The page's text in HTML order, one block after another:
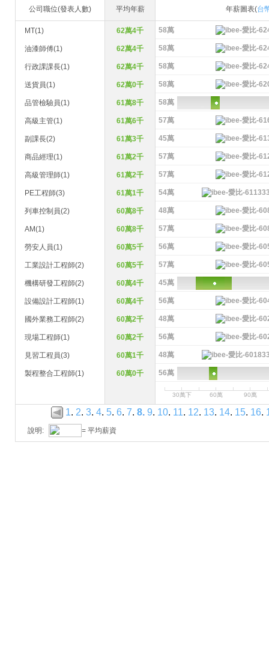
公司職位(發表人數) 平均年薪 年薪圖表(台
MT(1) 62萬4千 58萬
油漆師傅(1) 62萬4千 58萬
行政課課長(1) 62萬4千 58萬
送貨員(1) 62萬0千 58萬
品管檢驗員(1) 61萬8千 58萬
高級主管(1) 61萬6千 57萬
副課長(2) 61萬3千 45萬
商品經理(1) 61萬2千 57萬
高級管理師(1) 61萬2千 57萬
PE工程師(3) 61萬1千 54萬
列車控制員(2) 60萬8千 48萬
AM(1) 60萬8千 57萬
勞安人員(1) 60萬5千 56萬
工業設計工程師(2) 60萬5千 57萬
機構研發工程師(2) 60萬4千 45萬
設備設計工程師(1) 60萬4千 56萬
國外業務工程師(2) 60萬2千 48萬
現場工程師(1) 60萬2千 56萬
見習工程員(3) 60萬1千 48萬
製程整合工程師(1) 60萬0千 56萬
30萬下 60萬 90萬
1. 2. 3. 4. 5. 6. 7. 8. 9. 10. 11. 12. 13. 14. 15. 16.
說明: = 平均薪資